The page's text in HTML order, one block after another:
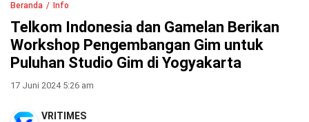
Beranda Info
Telkom Indonesia dan Gamelan Berikan
Workshop Pengembangan Gim untuk
Puluhan Studio Gim di Yogyakarta
17 Juni 2024 5:26 am
VRITIMES